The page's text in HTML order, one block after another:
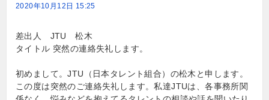
2020年10月12日 15:25
差出人 JTU 松木
タイトル 突然の連絡失礼します。
初めまして。JTU（日本タレント組合）の松木と申します。
この度は突然のご連絡失礼します。私達JTUは、各事務所関